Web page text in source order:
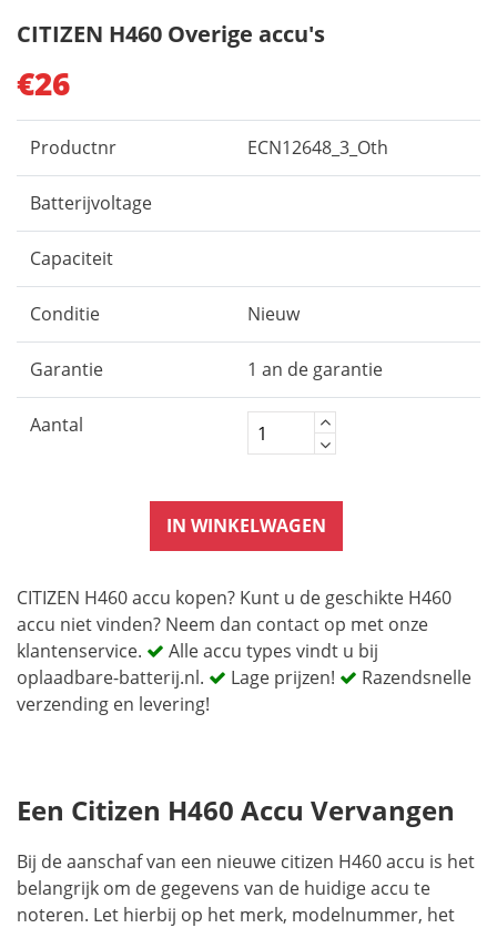
CITIZEN H460 Overige accu's
€26
Productnr ECN12648_3_Oth
Batterijvoltage
Capaciteit
Conditie Nieuw
Garantie 1 an de garantie
Aantal
IN WINKELWAGEN
CITIZEN H460 accu kopen? Kunt u de geschikte H460
accu niet vinden? Neem dan contact op met onze
klantenservice.
Alle accu types vindt u bij
oplaadbare-batterij.nl.
Lage prijzen!
Razendsnelle
verzending en levering!
Een Citizen H460 Accu Vervangen
Bij de aanschaf van een nieuwe citizen H460 accu is het
belangrijk om de gegevens van de huidige accu te
noteren. Let hierbij op het merk, modelnummer, het